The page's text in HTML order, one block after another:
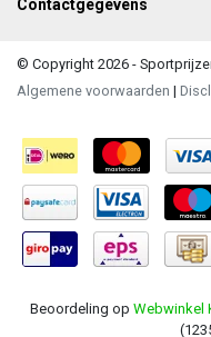
Contactgegevens
© Copyright 2026 -
Algemene voorwaarden |
Beoordeling op Webwinkel